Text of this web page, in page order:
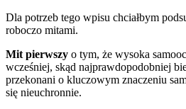
Dla potrzeb tego wpisu chciałbym
roboczo mitami.
Mit pierwszy o tym, że wysoka
wcześniej, skąd najprawdopodobniej
przekonani o kluczowym znaczeniu
się nieuchronnie.